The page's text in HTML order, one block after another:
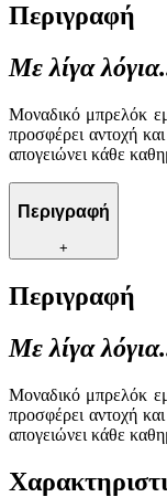
Περιγραφή
Με λίγα
Μοναδικό μπρελόκ
προσφέρει αντοχή
απογειώνει κάθε
Περιγραφή
+
Περιγραφή
Με λίγα
Μοναδικό μπρελόκ
προσφέρει αντοχή
απογειώνει κάθε